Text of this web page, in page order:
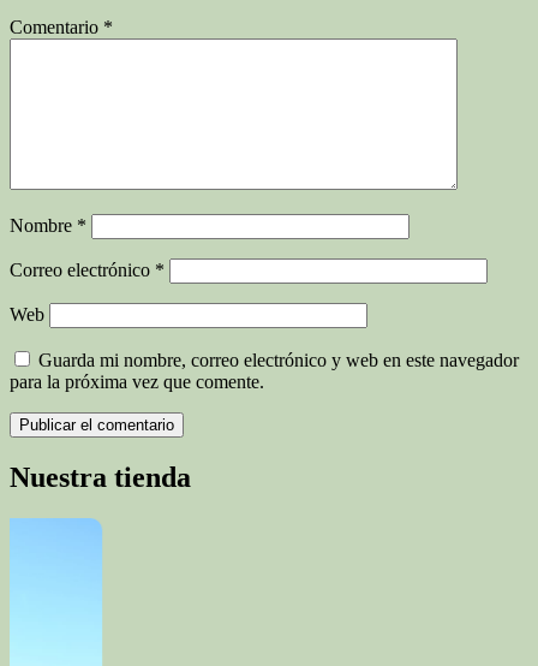
Comentario *
Nombre *
Correo electrónico *
Web
Guarda mi nombre, correo electrónico y web en este navegador
para la próxima vez que comente.
Nuestra tienda